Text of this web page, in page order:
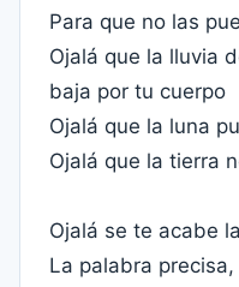
Para que no las
Ojalá que la lluvia
baja por tu cuerpo
Ojalá que la luna
Ojalá que la tierra
Ojalá se te acabe
La palabra